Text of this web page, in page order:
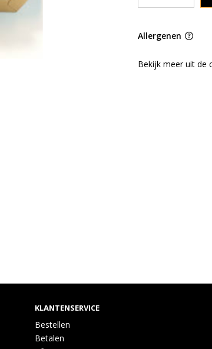
Allergenen
Bekijk meer uit de
KLANTENSERVICE
Bestellen
Betalen